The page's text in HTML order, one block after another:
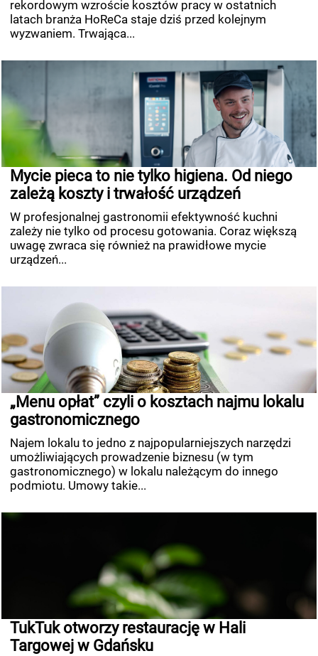
rekordowym wzroście kosztów pracy w ostatnich
latach branża HoReCa staje dziś przed kolejnym
wyzwaniem. Trwająca...
Mycie pieca to nie tylko higiena. Od niego
zależą koszty i trwałość urządzeń
W profesjonalnej gastronomii efektywność kuchni
zależy nie tylko od procesu gotowania. Coraz większą
uwagę zwraca się również na prawidłowe mycie
urządzeń...
„Menu opłat” czyli o kosztach najmu lokalu
gastronomicznego
Najem lokalu to jedno z najpopularniejszych narzędzi
umożliwiających prowadzenie biznesu (w tym
gastronomicznego) w lokalu należącym do innego
podmiotu. Umowy takie...
TukTuk otworzy restaurację w Hali
Targowej w Gdańsku